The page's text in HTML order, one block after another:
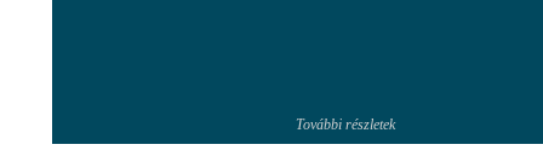
További részletek